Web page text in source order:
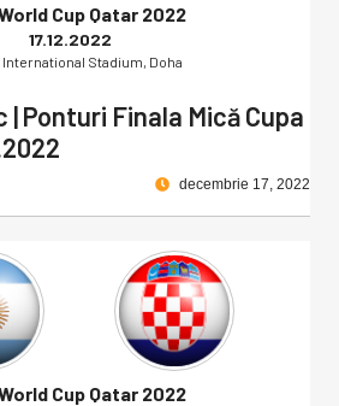
Cup Qatar 2022
17.12.2022
International Stadium, Doha
| Ponturi Finala Mică Cupa
decembrie 17, 2022
Cup Qatar 2022